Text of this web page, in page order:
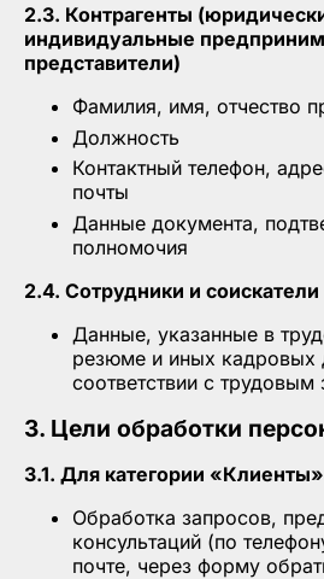
2.3. Контрагенты
индивидуальные
представители)
Фамилия, имя, отчество
Должность
Контактный телефон,
почты
Данные документа,
полномочия
2.4. Сотрудники и соискатели
Данные, указанные в
резюме и иных кадровых
соответствии с трудовым
3. Цели обработки
3.1. Для категории «Клиенты»
Обработка запросов,
консультаций (по
почте, через форму